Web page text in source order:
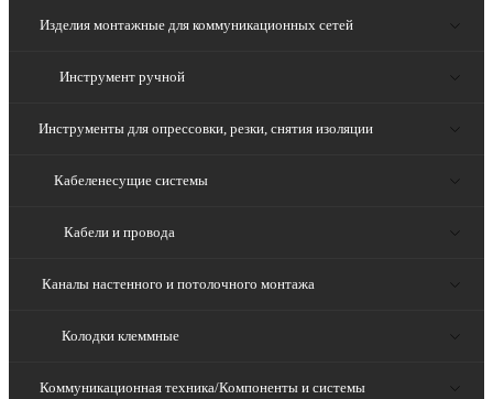
Изделия монтажные для коммуникационных сетей
Инструмент ручной
Инструменты для опрессовки, резки, снятия изоляции
Кабеленесущие системы
Кабели и провода
Каналы настенного и потолочного монтажа
Колодки клеммные
Коммуникационная техника/Компоненты и системы